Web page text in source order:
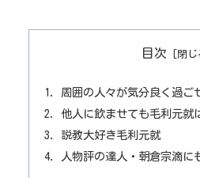
目次
周囲の人々が気分良く過ご
他人に飲ませても毛利元就
説教大好き毛利元就
人物評の達人・朝倉宗滴に